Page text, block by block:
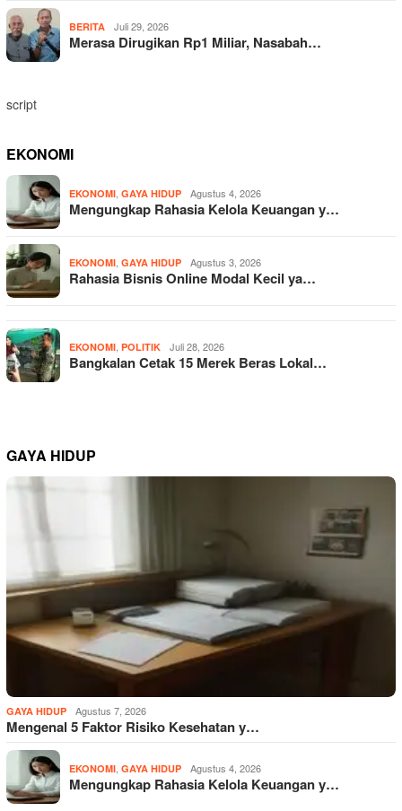
BERITA Juli 29, 2026
Merasa Dirugikan Rp1 Miliar, Nasabah…
script
EKONOMI
EKONOMI, GAYA HIDUP Agustus 4, 2026
Mengungkap Rahasia Kelola Keuangan y…
EKONOMI, GAYA HIDUP Agustus 3, 2026
Rahasia Bisnis Online Modal Kecil ya…
EKONOMI, POLITIK Juli 28, 2026
Bangkalan Cetak 15 Merek Beras Lokal…
GAYA HIDUP
GAYA HIDUP Agustus 7, 2026
Mengenal 5 Faktor Risiko Kesehatan y…
EKONOMI, GAYA HIDUP Agustus 4, 2026
Mengungkap Rahasia Kelola Keuangan y…